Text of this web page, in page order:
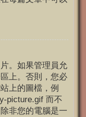
。如果管理員允
上。否則，您必
上的圖檔，例
picture.gif 而不
非您的電腦是一